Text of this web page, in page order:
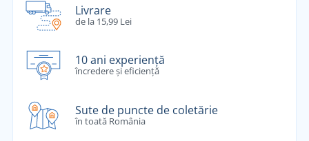
Livrare
de la 15,99 Lei
10 ani experiență
încredere și eficiență
Sute de puncte de coletărie
în toată România